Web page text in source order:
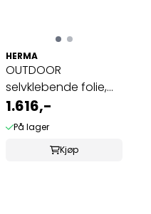
HERMA
OUTDOOR
selvklebende folie,
A3, 40 ark, 420x297 ...
1.616,-
På lager
Kjøp